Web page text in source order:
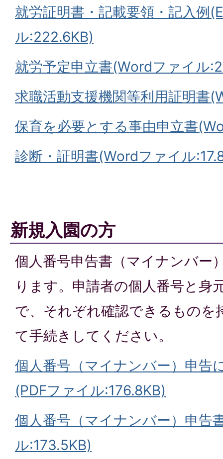
就労証明書・記載要領・記入例
ル:222.6KB)
就労予定申立書(Wordファイル
求職活動支援機関等利用証明書
保育を必要とする事由申立書
診断・証明書(Wordファイル
新規入園の方
個人番号申告書（マイナンバー
ります。申請者の個人番号と身
で、それぞれ確認できるものを
て手続きしてください。
個人番号（マイナンバー）申告
(PDFファイル:176.8KB)
個人番号（マイナンバー）申告
ル:173.5KB)